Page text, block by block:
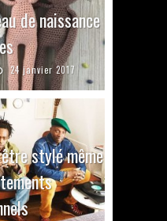
de naissance
24 janvier 2017
stylé même